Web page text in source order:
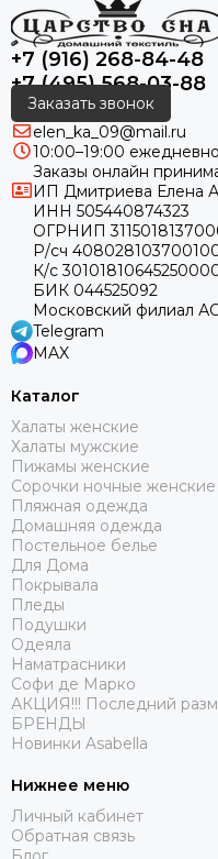
+7 (916) 268-84-48
+7 (495) 568-03-88
Заказать звонок
elen_ka_09@mail.ru
10:00–19:00 ежедневно
Заказы онлайн
ИП Дмитриева Елена
ИНН 505440874323
ОГРНИП
Р/сч
К/с
БИК 044525092
Московский филиал
Telegram
MAX
Каталог
Халаты женские
Халаты мужские
Пижамы женские
Сорочки ночные женские
Пляжная одежда
Домашняя одежда
Постельное белье
Для Дома
Покрывала
Пледы
Подушки
Одеяла
Наматрасники
Софи де Марко
АКЦИЯ!!! Последний
БРЕНДЫ
Новинки Asabella
Нижнее меню
Личный кабинет
Обратная связь